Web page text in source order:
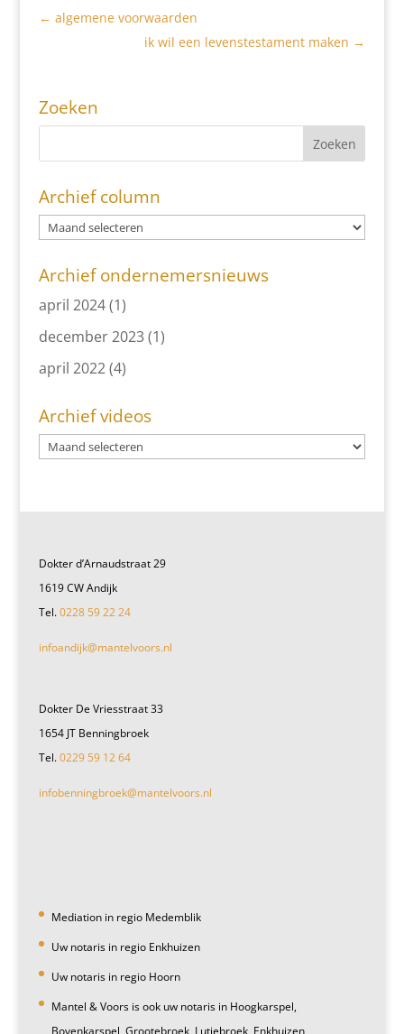
← algemene voorwaarden
ik wil een levenstestament maken →
Zoeken
Archief column
Archief ondernemersnieuws
april 2024(1)
december 2023(1)
april 2022(4)
Archief videos
Dokter d’Arnaudstraat 29
1619 CW Andijk
Tel.0228 59 22 24
infoandijk@mantelvoors.nl
Dokter De Vriesstraat 33
1654 JT Benningbroek
Tel.0229 59 12 64
infobenningbroek@mantelvoors.nl
Mediation in regio Medemblik
Uw notaris in regio Enkhuizen
Uw notaris in regio Hoorn
Mantel & Voors is ook uw notaris in Hoogkarspel,
Bovenkarspel, Grootebroek, Lutjebroek, Enkhuizen,